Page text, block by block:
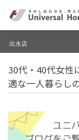
ユニバーサル
テクノロジー
出水店
ブログ
建築実例・事例
イベント
モデルハウス見学予約
30代・40代女性
適な一人暮らし